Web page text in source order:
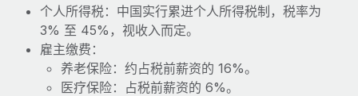
轻松管理员工福利
Most teams hear "payroll implementation" and picture a
six-month project with a dedicated team....
了解更多
个人所得税：中国实行累进个人所得税制，税率为
3% 至 45%，视收入而定。
雇主缴费：
养老保险：约占税前薪资的 16%。
医疗保险：占税前薪资的 6%。